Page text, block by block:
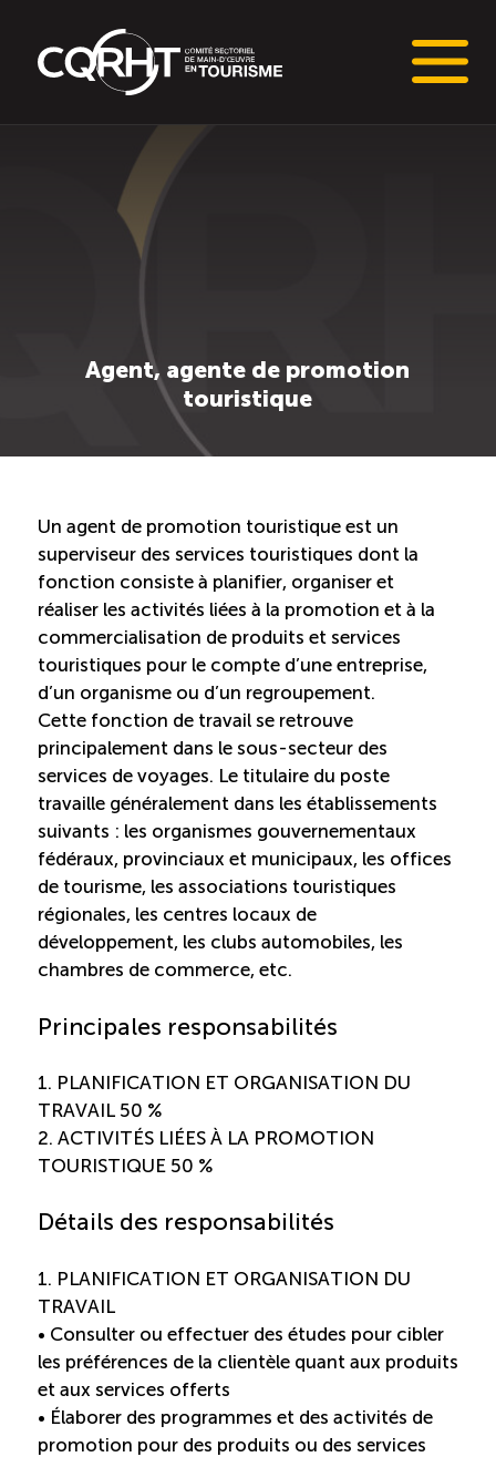
Connaissances stratégiques
Informations sur le marché du travail (IMT)
Main-d’oeuvre en tourisme
Saisonnalité des emplois
Outils et ressources
Portail RH
Descriptions de fonction
Balados
Diffusion d’offres d’emploi en ligne
Programmes d’aide et subventions
Compétences et formations
Cuisinier : programme alternance travail-étude
(COUD)
Agent, agente de promotion
touristique
Un agent de promotion touristique est un
superviseur des services touristiques dont la
fonction consiste à planifier, organiser et
réaliser les activités liées à la promotion et à la
commercialisation de produits et services
touristiques pour le compte d’une entreprise,
d’un organisme ou d’un regroupement.
Cette fonction de travail se retrouve
principalement dans le sous-secteur des
services de voyages. Le titulaire du poste
travaille généralement dans les établissements
suivants : les organismes gouvernementaux
fédéraux, provinciaux et municipaux, les offices
de tourisme, les associations touristiques
régionales, les centres locaux de
développement, les clubs automobiles, les
chambres de commerce, etc.
Principales responsabilités
1. PLANIFICATION ET ORGANISATION DU
TRAVAIL 50 %
2. ACTIVITÉS LIÉES À LA PROMOTION
TOURISTIQUE 50 %
Détails des responsabilités
1. PLANIFICATION ET ORGANISATION DU
TRAVAIL
• Consulter ou effectuer des études pour cibler
les préférences de la clientèle quant aux produits
et aux services offerts
• Élaborer des programmes et des activités de
promotion pour des produits ou des services